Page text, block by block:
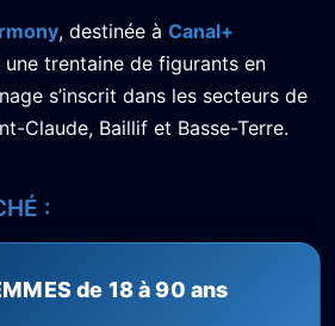
, destinée à Canal+
une trentaine de figurants en
s’inscrit dans les secteurs de
Claude, Baillif et Basse-Terre.
:
de 18 à 90 ans